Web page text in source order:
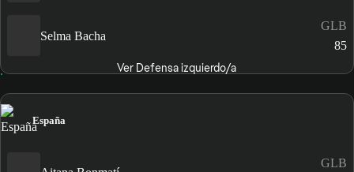
Selma Bacha
GLB
85
Ver Defensa izquierdo/a
España
GLB